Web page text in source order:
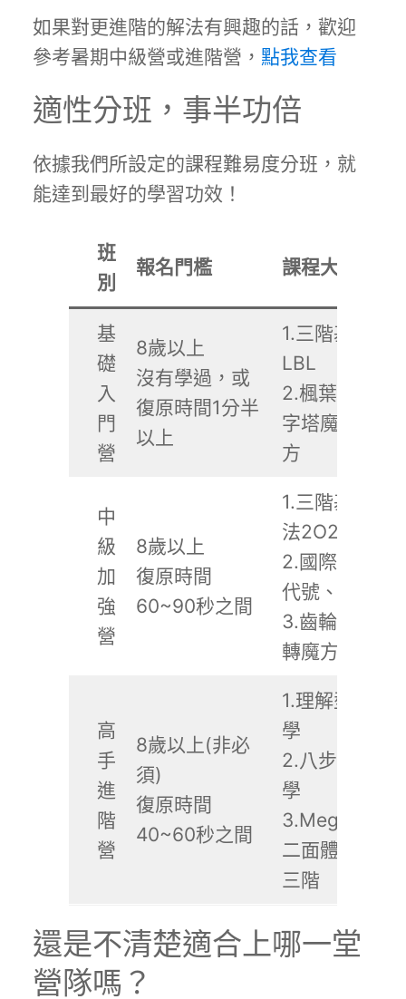
如果對更進階的解法有興趣的話，歡迎
參考暑期中級營或進階營， 點我查看
適性分班，事半功倍
依據我們所設定的課程難易度分班，就
能達到最好的學習功效！
班
別
報名門檻 課程大綱
基
礎
入
門
營
8歲以上
沒有學過，或
復原時間1分半
以上
1.三階基礎解
LBL
2.楓葉魔方、
字塔魔方、X
方
中
級
加
強
營
8歲以上
復原時間
60~90秒之間
1.三階基本速
法2O2P
2.國際通用轉
代號、速解指
3.齒輪三階、
轉魔方、魔錶
高
手
進
階
營
8歲以上(非必
須)
復原時間
40~60秒之間
1.理解型F2L教
學
2.八步底十字
學
3.Megaminx
二面體、風火
三階
還是不清楚適合上哪一堂
營隊嗎？